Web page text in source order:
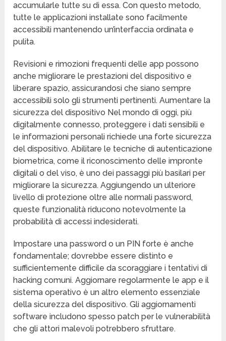
accumularle tutte su di essa. Con questo metodo,
tutte le applicazioni installate sono facilmente
accessibili mantenendo un’interfaccia ordinata e
pulita.
Revisioni e rimozioni frequenti delle app possono
anche migliorare le prestazioni del dispositivo e
liberare spazio, assicurandosi che siano sempre
accessibili solo gli strumenti pertinenti. Aumentare la
sicurezza del dispositivo Nel mondo di oggi, più
digitalmente connesso, proteggere i dati sensibili e
le informazioni personali richiede una forte sicurezza
del dispositivo. Abilitare le tecniche di autenticazione
biometrica, come il riconoscimento delle impronte
digitali o del viso, è uno dei passaggi più basilari per
migliorare la sicurezza. Aggiungendo un ulteriore
livello di protezione oltre alle normali password,
queste funzionalità riducono notevolmente la
probabilità di accessi indesiderati.
Impostare una password o un PIN forte è anche
fondamentale; dovrebbe essere distinto e
sufficientemente difficile da scoraggiare i tentativi di
hacking comuni. Aggiornare regolarmente le app e il
sistema operativo è un altro elemento essenziale
della sicurezza del dispositivo. Gli aggiornamenti
software includono spesso patch per le vulnerabilità
che gli attori malevoli potrebbero sfruttare.